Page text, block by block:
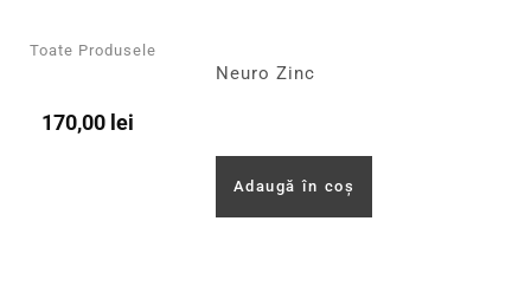
Toate Produsele
Neuro Zinc
170,00 lei
Adaugă în coș